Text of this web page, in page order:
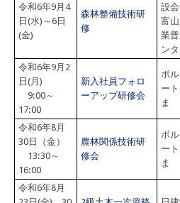
令和6年9月4
日(水)～6日
(金)
森林整備技術研
修
設会
富
業
ン
令和6年9月2
日(月)
9:00～
17:00
新入社員フォロ
ーアップ研修会
ボ
ー
ま
令和6年8月
30日（金）
13:30～
16:00
農林関係技術研
修会
ボ
ー
ま
令和6年8月